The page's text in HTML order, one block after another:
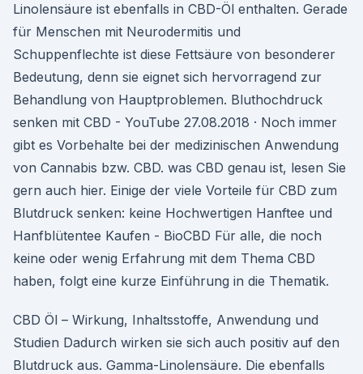
Linolensäure ist ebenfalls in CBD-Öl enthalten. Gerade
für Menschen mit Neurodermitis und
Schuppenflechte ist diese Fettsäure von besonderer
Bedeutung, denn sie eignet sich hervorragend zur
Behandlung von Hauptproblemen. Bluthochdruck
senken mit CBD - YouTube 27.08.2018 · Noch immer
gibt es Vorbehalte bei der medizinischen Anwendung
von Cannabis bzw. CBD. was CBD genau ist, lesen Sie
gern auch hier. Einige der viele Vorteile für CBD zum
Blutdruck senken: keine Hochwertigen Hanftee und
Hanfblütentee Kaufen - BioCBD Für alle, die noch
keine oder wenig Erfahrung mit dem Thema CBD
haben, folgt eine kurze Einführung in die Thematik.
CBD Öl – Wirkung, Inhaltsstoffe, Anwendung und
Studien Dadurch wirken sie sich auch positiv auf den
Blutdruck aus. Gamma-Linolensäure. Die ebenfalls